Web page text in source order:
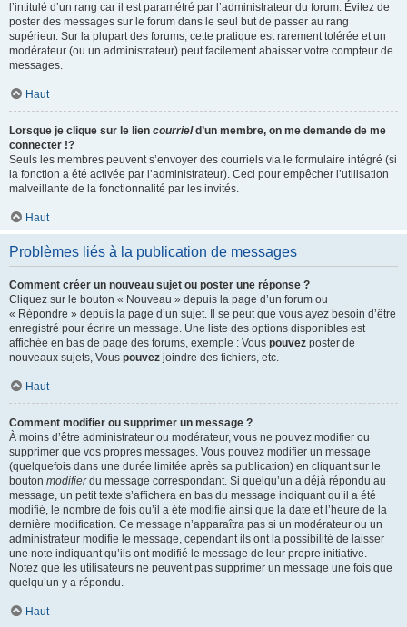
l’intitulé d’un rang car il est paramétré par l’administrateur du forum. Évitez de
poster des messages sur le forum dans le seul but de passer au rang
supérieur. Sur la plupart des forums, cette pratique est rarement tolérée et un
modérateur (ou un administrateur) peut facilement abaisser votre compteur de
messages.
Haut
Lorsque je clique sur le lien courrield’un membre, on me demande de me
connecter !?
Seuls les membres peuvent s’envoyer des courriels via le formulaire intégré (si
la fonction a été activée par l’administrateur). Ceci pour empêcher l’utilisation
malveillante de la fonctionnalité par les invités.
Haut
Problèmes liés à la publication de messages
Comment créer un nouveau sujet ou poster une réponse ?
Cliquez sur le bouton « Nouveau » depuis la page d’un forum ou
« Répondre » depuis la page d’un sujet. Il se peut que vous ayez besoin d’être
enregistré pour écrire un message. Une liste des options disponibles est
affichée en bas de page des forums, exemple : Vous pouvez poster de
nouveaux sujets, Vous pouvez joindre des fichiers, etc.
Haut
Comment modifier ou supprimer un message ?
À moins d’être administrateur ou modérateur, vous ne pouvez modifier ou
supprimer que vos propres messages. Vous pouvez modifier un message
(quelquefois dans une durée limitée après sa publication) en cliquant sur le
bouton modifierdu message correspondant. Si quelqu’un a déjà répondu au
message, un petit texte s’affichera en bas du message indiquant qu’il a été
modifié, le nombre de fois qu’il a été modifié ainsi que la date et l’heure de la
dernière modification. Ce message n’apparaîtra pas si un modérateur ou un
administrateur modifie le message, cependant ils ont la possibilité de laisser
une note indiquant qu’ils ont modifié le message de leur propre initiative.
Notez que les utilisateurs ne peuvent pas supprimer un message une fois que
quelqu’un y a répondu.
Haut